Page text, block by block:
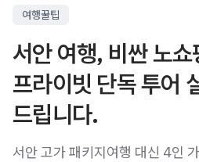
여행꿀팁
서안 여행, 비싼 노
프라이빗 단독 투어
드립니다.
서안 고가 패키지여행 대신 4인